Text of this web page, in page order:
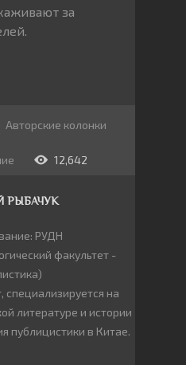
за
Авторские колонки
12,642
РЫБАЧУК
РУДН
факультет -
специализируется на
литературе и истории
публицистики в Китае.